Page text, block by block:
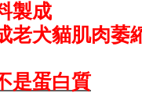
製成
老犬貓肌肉萎
是蛋白質